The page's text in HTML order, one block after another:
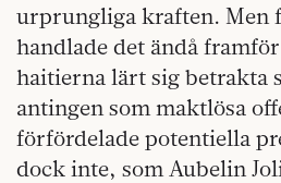
urprungliga kraften. Men
handlade det ändå
haitierna lärt sig betrakta
antingen som maktlösa
förfördelade potentiella
dock inte, som Aubelin